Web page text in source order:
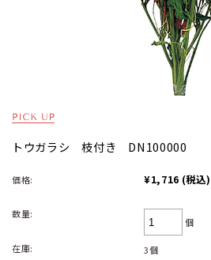
トウガラシ 枝付き DN100000
価格: ¥1,716 (税込)
数量:
個
在庫: 3個